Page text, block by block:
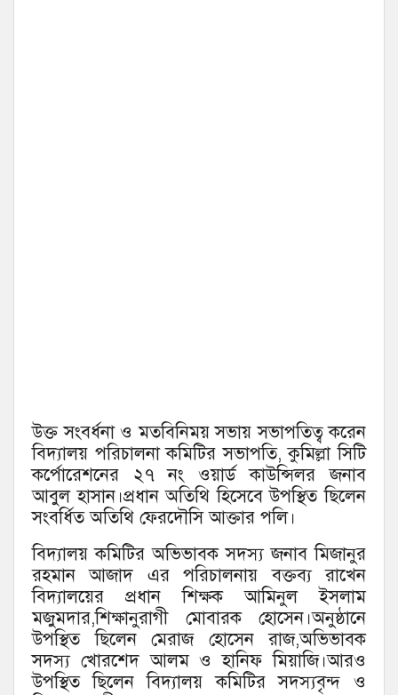
উক্ত সংবর্ধনা ও মতবিনিময় সভায় সভাপতিত্ব করেন
বিদ্যালয় পরিচালনা কমিটির সভাপতি, কুমিল্লা সিটি
কর্পোরেশনের ২৭ নং ওয়ার্ড কাউন্সিলর জনাব
আবুল হাসান।প্রধান অতিথি হিসেবে উপস্থিত ছিলেন
সংবর্ধিত অতিথি ফেরদৌসি আক্তার পলি।
বিদ্যালয় কমিটির অভিভাবক সদস্য জনাব মিজানুর
রহমান আজাদ এর পরিচালনায় বক্তব্য রাখেন
বিদ্যালয়ের প্রধান শিক্ষক আমিনুল ইসলাম
মজুমদার,শিক্ষানুরাগী মোবারক হোসেন।অনুষ্ঠানে
উপস্থিত ছিলেন মেরাজ হোসেন রাজ,অভিভাবক
সদস্য খোরশেদ আলম ও হানিফ মিয়াজি।আরও
উপস্থিত ছিলেন বিদ্যালয় কমিটির সদস্যবৃন্দ ও